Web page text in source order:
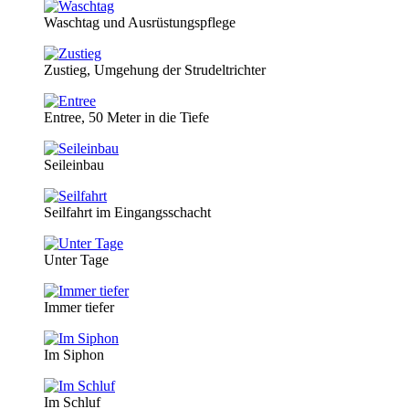
Waschtag und Ausrüstungspflege
Zustieg, Umgehung der Strudeltrichter
Entree, 50 Meter in die Tiefe
Seileinbau
Seilfahrt im Eingangsschacht
Unter Tage
Immer tiefer
Im Siphon
Im Schluf